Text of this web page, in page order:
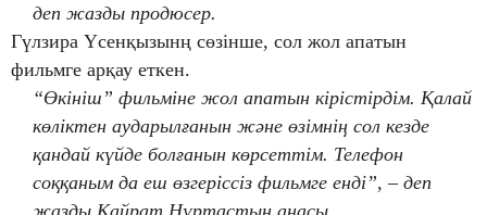
деп жазды продюсер.
Гүлзира Үсенқызынң сөзінше, сол жол апатын
фильмге арқау еткен.
“Өкініш” фильміне жол апатын кірістірдім. Қалай
көліктен аударылғанын және өзімнің сол кезде
қандай күйде болғанын көрсеттім. Телефон
соққаным да еш өзгеріссіз фильмге енді”, – деп
жазды Қайрат Нұртастың анасы.